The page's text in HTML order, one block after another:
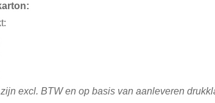
excl. BTW en op basis van aanleveren